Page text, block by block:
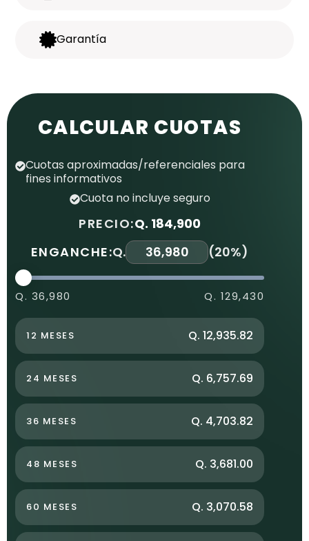
Garantía
CALCULAR CUOTAS
Cuotas aproximadas/referenciales para
fines informativos
Cuota no incluye seguro
PRECIO:Q. 184,900
ENGANCHE:Q. (20%)
Q. 36,980 Q. 129,430
12 MESES Q. 12,935.82
24 MESES Q. 6,757.69
36 MESES Q. 4,703.82
48 MESES Q. 3,681.00
60 MESES Q. 3,070.58